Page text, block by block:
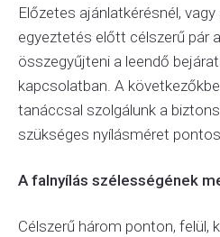
Előzetes ajánlatkérésnél,
egyeztetés előtt célszerű pár
összegyűjteni a leendő
kapcsolatban. A
tanáccsal szolgálunk a
szükséges nyílásméret
A falnyílás szélességének
Célszerű három ponton, felül,